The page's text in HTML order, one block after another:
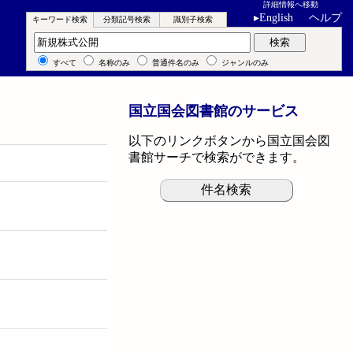
詳細情報へ移動
▸English ヘルプ
キーワード検索 分類記号検索 識別子検索
キーワード検索 検索
すべて 名称のみ 普通件名のみ ジャンルのみ
国立国会図書館のサービス
以下のリンクボタンから国立国会図
書館サーチで検索ができます。
件名検索